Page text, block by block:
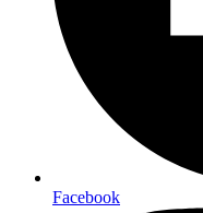
Facebook